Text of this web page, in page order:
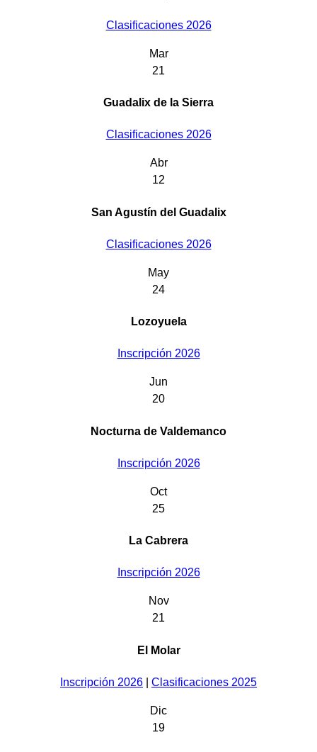
Clasificaciones 2026
Mar
21
Guadalix de la Sierra
Clasificaciones 2026
Abr
12
San Agustín del Guadalix
Clasificaciones 2026
May
24
Lozoyuela
Inscripción 2026
Jun
20
Nocturna de Valdemanco
Inscripción 2026
Oct
25
La Cabrera
Inscripción 2026
Nov
21
El Molar
Inscripción 2026 Clasificaciones 2025
Dic
19